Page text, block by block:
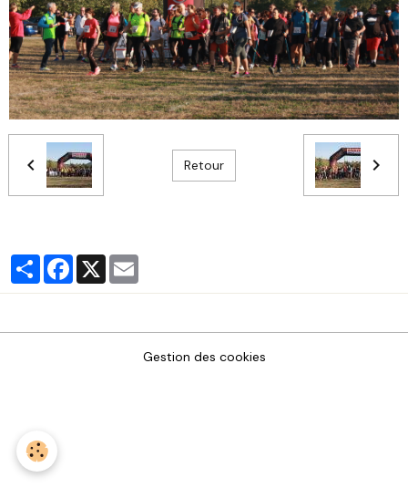
Retour
PartagerFacebook
X
Gestion des cookies